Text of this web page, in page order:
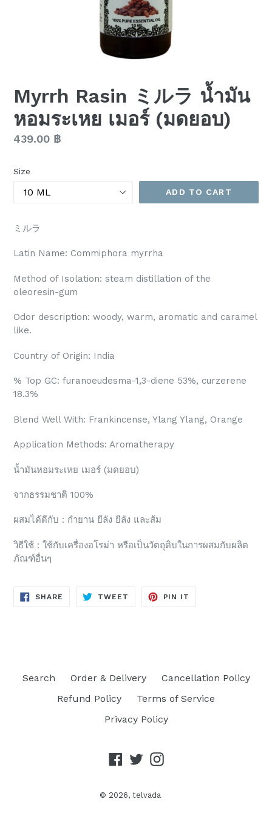
Myrrh Rasin ミルラ น้ำมัน
หอมระเหย เมอร์ (มดยอบ)
Regular
439.00 ฿
Size
ADD TO CART
ミルラ
Latin Name: Commiphora myrrha
Method of Isolation: steam distillation of the
oleoresin-gum
Odor description: woody, warm, aromatic and caramel
like.
Country of Origin: India
% Top GC: furanoeudesma-1,3-diene 53%, curzerene
18.3%
Blend Well With: Frankincense, Ylang Ylang, Orange
Application Methods: Aromatherapy
น้ำมันหอมระเหย เมอร์ (มดยอบ)
จากธรรมชาติ 100%
ผสมได้ดีกับ : กำยาน ยีลัง ยีลัง และส้ม
วิธีใช้ : ใช้กับเครื่องอโรม่า หรือเป็นวัตถุดิบในการผสมกับผลิต
ภัณฑ์อื่นๆ
SHARE SHARE
TWEET TWEET
PIN IT
Search Order & Delivery
Cancellation Policy
Refund Policy
Terms of Service
Privacy Policy
Facebook
TwitterInstagram
© 2026, telvada